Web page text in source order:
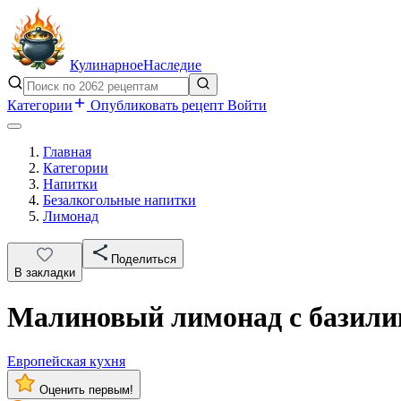
КулинарноеНаследие
Категории Опубликовать рецепт Войти
Главная
Категории
Напитки
Безалкогольные напитки
Лимонад
В закладки
Поделиться
Малиновый лимонад с
Европейская кухня
Оценить первым!